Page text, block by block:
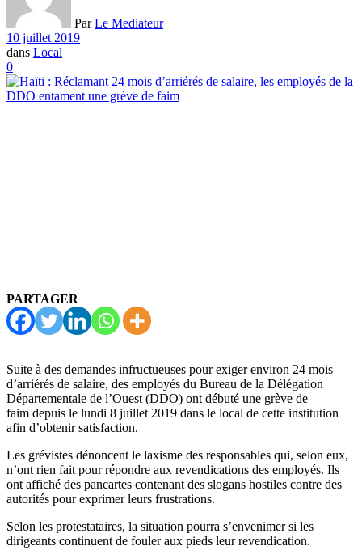
Par Le Mediateur
10 juillet 2019
dans Local
0
PARTAGER
Suite à des demandes infructueuses pour exiger environ 24 mois
d’arriérés de salaire, des employés du Bureau de la Délégation
Départementale de l’Ouest (DDO) ont débuté une grève de
faim depuis le lundi 8 juillet 2019 dans le local de cette institution
afin d’obtenir satisfaction.
Les grévistes dénoncent le laxisme des responsables qui, selon eux,
n’ont rien fait pour répondre aux revendications des employés. Ils
ont affiché des pancartes contenant des slogans hostiles contre des
autorités pour exprimer leurs frustrations.
Selon les protestataires, la situation pourra s’envenimer si les
dirigeants continuent de fouler aux pieds leur revendication.